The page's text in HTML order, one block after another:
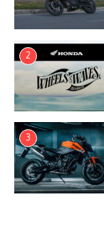
2
3